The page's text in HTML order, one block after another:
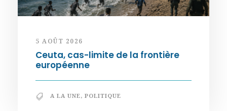
5 AOÛT 2026
Ceuta, cas-limite de la frontière
européenne
A LA UNE, POLITIQUE